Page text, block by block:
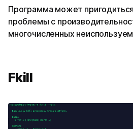
Программа может
проблемы с
многочисленных
Fkill